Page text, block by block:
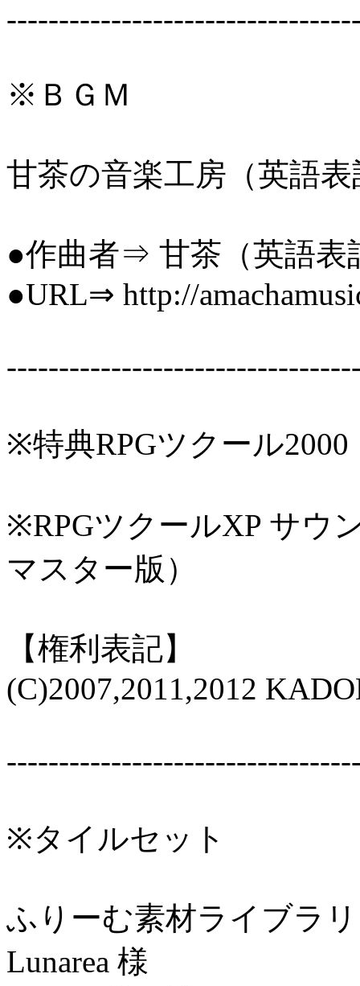
※ＢＧＭ
甘茶の音楽工房（英語表
●作曲者⇒ 甘茶（英語
●URL⇒ http://
※特典RPGツクール
※RPGツクールXP サウ
マスター版）
【権利表記】
(C)2007,2011,2012
※タイルセット
ふりーむ素材ライブラ
Lunarea 様